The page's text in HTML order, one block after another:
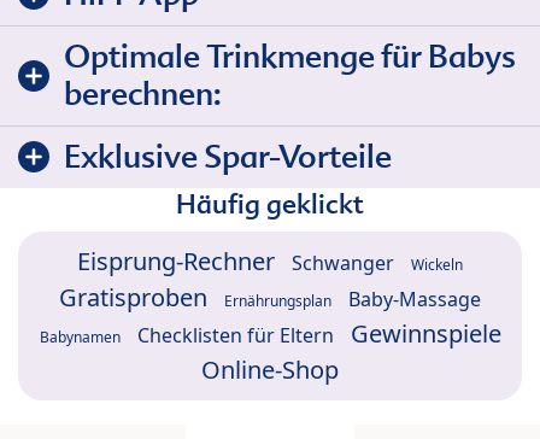
Optimale Trinkmenge für Babys
berechnen:
Exklusive Spar-Vorteile
Häufig geklickt
Eisprung-Rechner Schwanger Wickeln
Gratisproben Ernährungsplan Baby-Massage
Babynamen Checklisten für Eltern
Gewinnspiele
Online-Shop